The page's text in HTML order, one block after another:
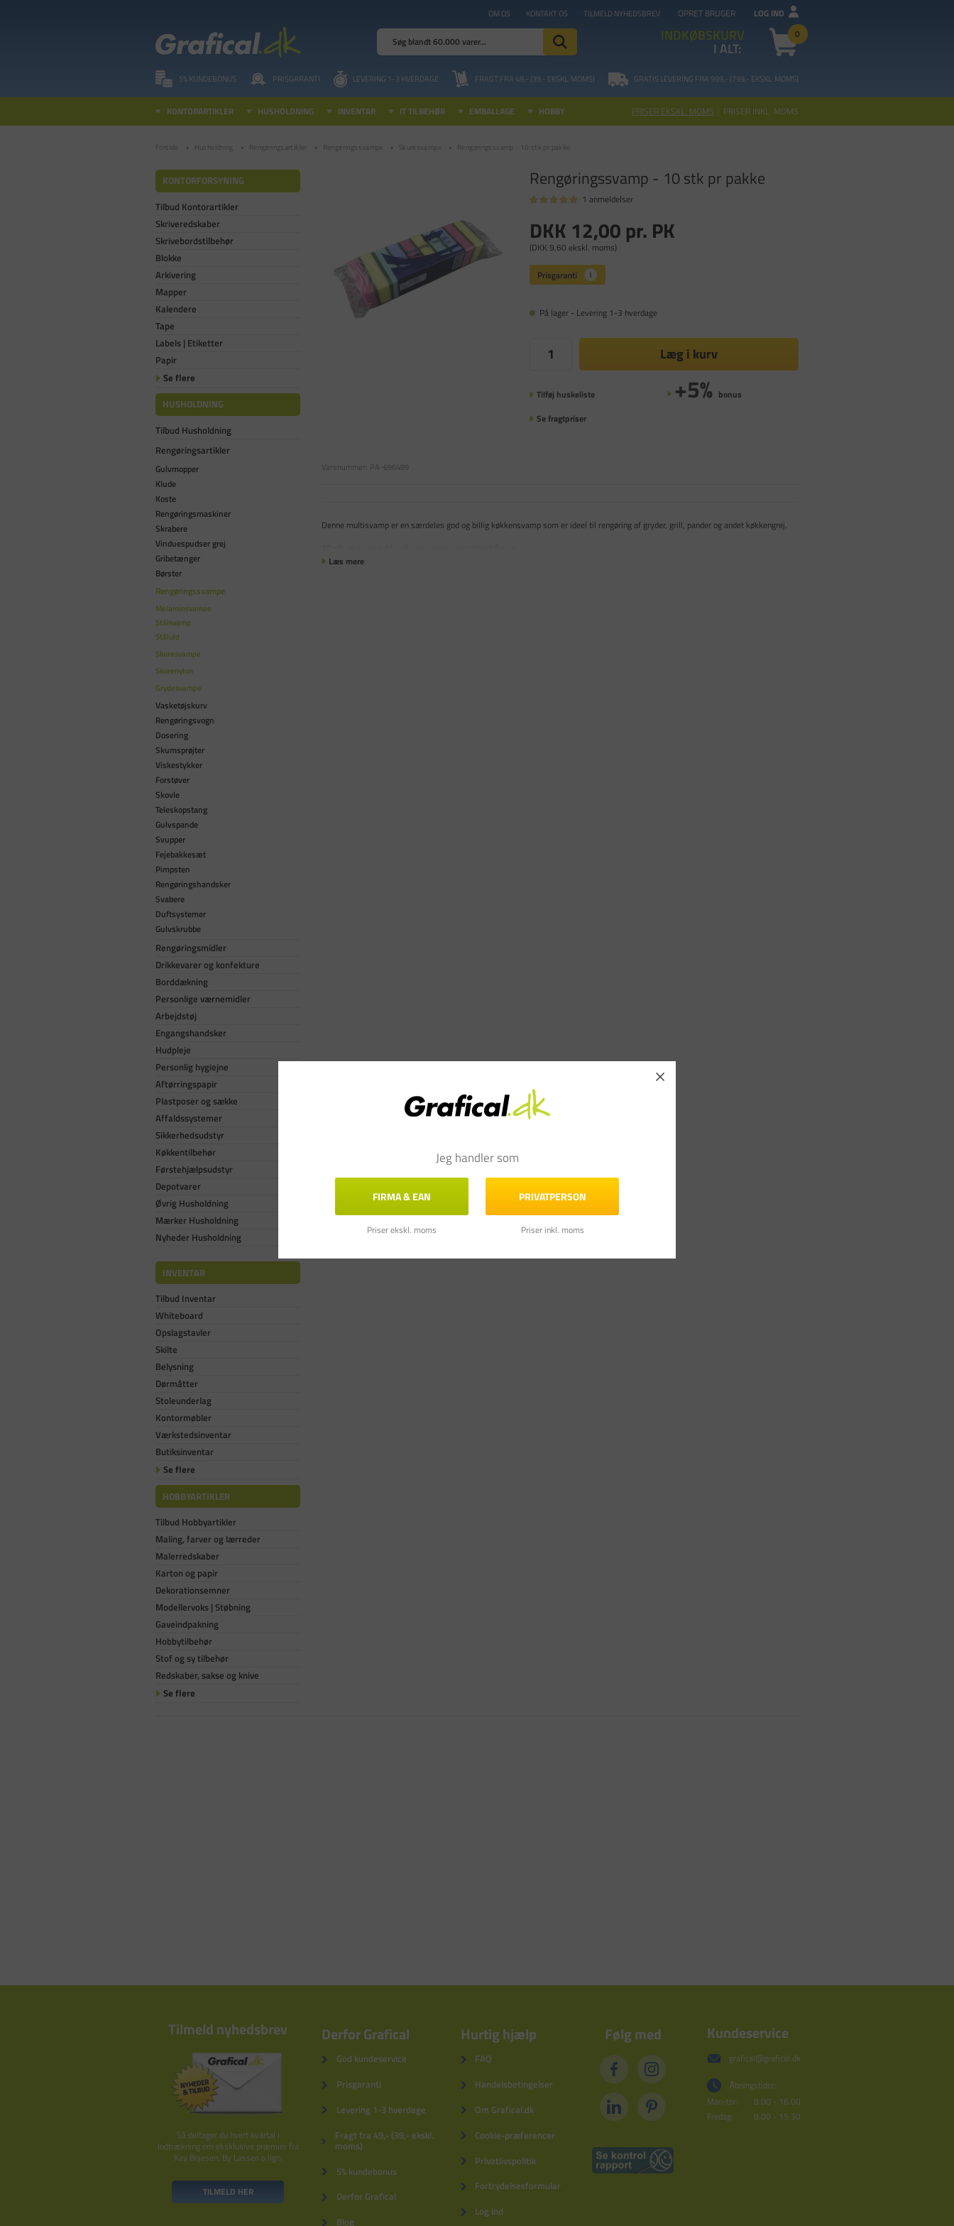
OM OS KONTAKT OS TILMELD NYHEDSBREV OPRET BRUGER LOG IND
INDKØBSKURV 0
I ALT:
5% KUNDEBONUS PRISGARANTI LEVERING 1-3 HVERDAGE FRAGT FRA 49,- (39,- EKSKL. MOMS) GRATIS LEVERING FRA 999,- (799,- EKSKL. MOMS)
KONTORARTIKLER HUSHOLDNING INVENTAR IT TILBEHØR EMBALLAGE HOBBY PRISER EKSKL. MOMS | PRISER INKL. MOMS
Forside Husholdning Rengøringsartikler Rengøringssvampe Skuresvampe Rengøringssvamp - 10 stk pr pakke
KONTORFORSYNING
Tilbud Kontorartikler
Skriveredskaber
Skrivebordstilbehør
Blokke
Arkivering
Mapper
Kalendere
Tape
Labels | Etiketter
Papir
Se flere
HUSHOLDNING
Tilbud Husholdning
Rengøringsartikler
Gulvmopper
Klude
Koste
Rengøringsmaskiner
Skrabere
Vinduespudser grej
Gribetænger
Børster
Rengøringssvampe
Melaminsvampe
Stålsvamp
Ståluld
Skuresvampe
Skurenylon
Grydesvampe
Vasketøjskurv
Rengøringsvogn
Dosering
Skumsprøjter
Viskestykker
Forstøver
Skovle
Teleskopstang
Gulvspande
Svupper
Fejebakkesæt
Pimpsten
Rengøringshandsker
Svabere
Duftsystemer
Gulvskrubbe
Rengøringsmidler
Drikkevarer og konfekture
Borddækning
Personlige værnemidler
Arbejdstøj
Engangshandsker
Hudpleje
Personlig hygiejne
Aftørringspapir
Plastposer og sække
Affaldssystemer
Sikkerhedsudstyr
Køkkentilbehør
Førstehjælpsudstyr
Depotvarer
Øvrig Husholdning
Mærker Husholdning
Nyheder Husholdning
INVENTAR
Tilbud Inventar
Whiteboard
Opslagstavler
Skilte
Belysning
Dørmåtter
Stoleunderlag
Kontormøbler
Værkstedsinventar
Butiksinventar
Se flere
HOBBYARTIKLER
Tilbud Hobbyartikler
Maling, farver og lærreder
Malerredskaber
Karton og papir
Dekorationsemner
Modellervoks | Støbning
Gaveindpakning
Hobbytilbehør
Stof og sy tilbehør
Redskaber, sakse og knive
Se flere
Rengøringssvamp - 10 stk pr pakke
1 anmeldelser
DKK 12,00 pr. PK
(DKK 9,60 ekskl. moms)
På lager - Levering 1-3 hverdage
Læg i kurv
Tilføj huskeliste +5% bonus
Se fragtpriser
Varenummer: PA-696489
Denne multisvamp er en særdeles god og billig køkkensvamp som er ideel til rengøring af gryder, grill, pander og andet køkkengrej.
Læs mere
Tilmeld nyhedsbrev
Så deltager du hvert kvartal i
lodtrækning om eksklusive præmier fra
Kay Bojesen, By Lassen o.lign.
TILMELD HER
Derfor Grafical
God kundeservice
Prisgaranti
Levering 1-3 hverdage
Fragt fra 49,- (39,- ekskl.
moms)
5% kundebonus
Derfor Grafical
Blog
Hurtig hjælp
FAQ
Handelsbetingelser
Om Grafical.dk
Cookie-præferencer
Privatlivspolitik
Fortrydelsesformular
Log ind
Følg med Kundeservice
grafical@grafical.dk
Åbningstider:
Man-tor:
8.00 - 16.00
Fredag:
8.00 - 15.30
Jeg handler som
FIRMA & EAN
Priser ekskl. moms
PRIVATPERSON
Priser inkl. moms